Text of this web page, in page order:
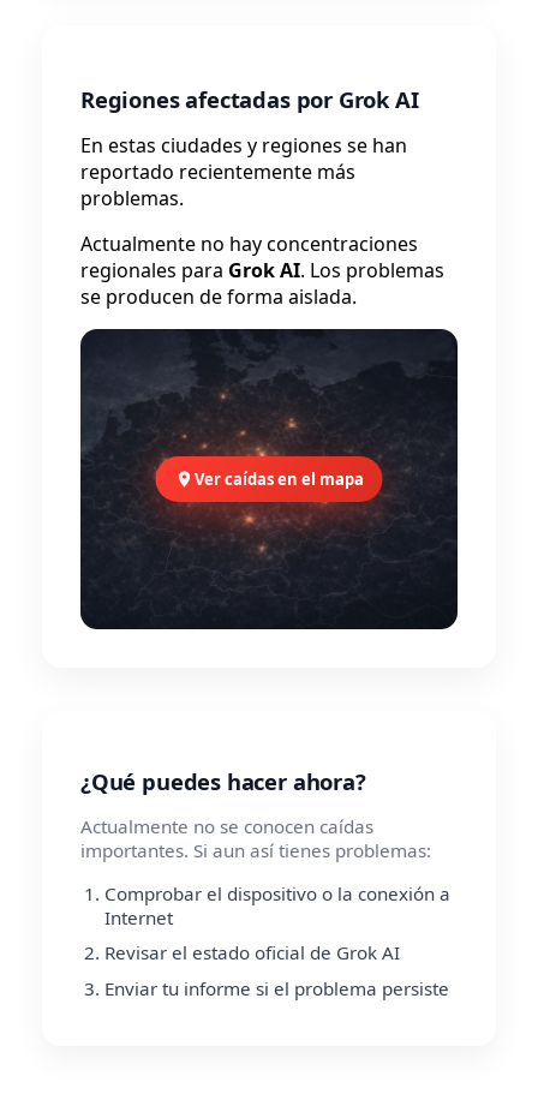
Regiones afectadas por Grok AI
En estas ciudades y regiones se han
reportado recientemente más
problemas.
Actualmente no hay concentraciones
regionales para Grok AI. Los problemas
se producen de forma aislada.
Ver caídas en el mapa
¿Qué puedes hacer ahora?
Actualmente no se conocen caídas
importantes. Si aun así tienes problemas:
Comprobar el dispositivo o la conexión a
Internet
Revisar el estado oficial de Grok AI
Enviar tu informe si el problema persiste